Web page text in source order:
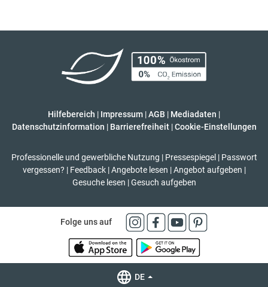
Hilfebereich | Impressum |AGB | Mediadaten |
Datenschutzinformation | Barrierefreiheit | Cookie-Einstellungen
Professionelle und gewerbliche Nutzung | Pressespiegel | Passwort
vergessen? | Feedback | Angebote lesen | Angebot aufgeben |
Gesuche lesen | Gesuch aufgeben
Folge uns auf
DE